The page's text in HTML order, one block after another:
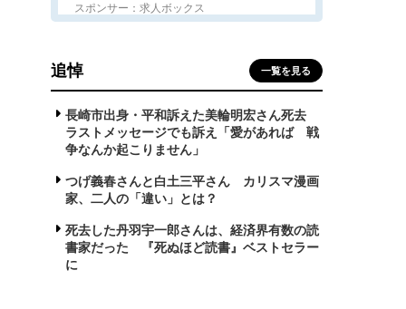
スポンサー：求人ボックス
追悼 一覧を見る
長崎市出身・平和訴えた美輪明宏さん死去
ラストメッセージでも訴え「愛があれば 戦
争なんか起こりません」
つげ義春さんと白土三平さん カリスマ漫画
家、二人の「違い」とは？
死去した丹羽宇一郎さんは、経済界有数の読
書家だった 『死ぬほど読書』ベストセラー
に